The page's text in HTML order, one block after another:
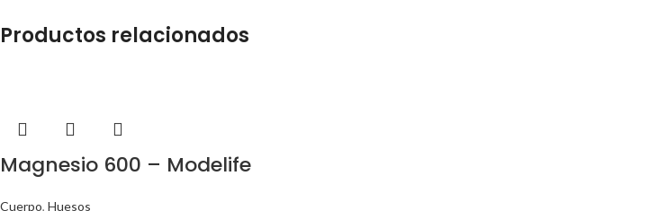
Productos relacionados
Magnesio 600 – Modelife
Cuerpo, Huesos